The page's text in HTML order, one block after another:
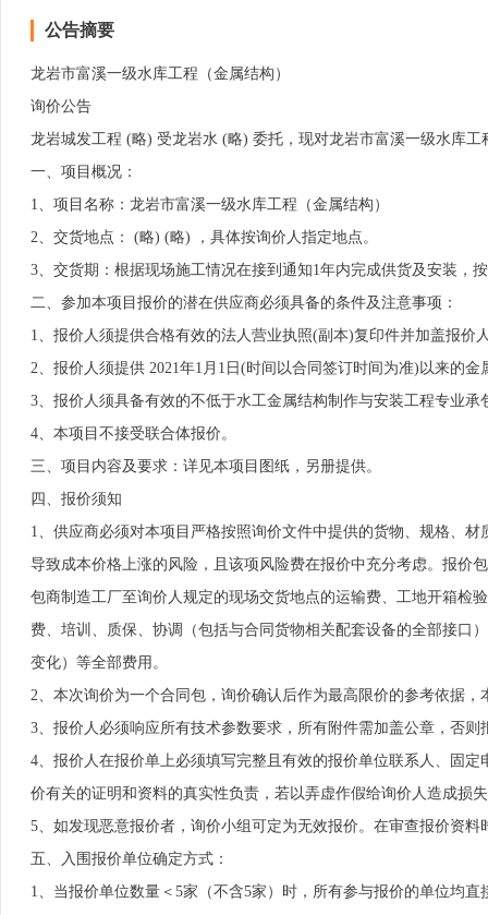
公告摘要
龙岩市富溪一级水库工程（金属结构）
询价公告
龙岩城发工程 (略) 受龙岩水 (略) 委托，现对龙岩市富溪一级水库
一、项目概况：
1、项目名称：龙岩市富溪一级水库工程（金属结构）
2、交货地点： (略) (略) ，具体按询价人指定地点。
3、交货期：根据现场施工情况在接到通知1年内完成供货及安装，
二、参加本项目报价的潜在供应商必须具备的条件及注意事项：
1、报价人须提供合格有效的法人营业执照(副本)复印件并加盖报价
2、报价人须提供 2021年1月1日(时间以合同签订时间为准)以来的
3、报价人须具备有效的不低于水工金属结构制作与安装工程专业承
4、本项目不接受联合体报价。
三、项目内容及要求：详见本项目图纸，另册提供。
四、报价须知
1、供应商必须对本项目严格按照询价文件中提供的货物、规格、
导致成本价格上涨的风险，且该项风险费在报价中充分考虑。报价
包商制造工厂至询价人规定的现场交货地点的运输费、工地开箱检
费、培训、质保、协调（包括与合同货物相关配套设备的全部接口
变化）等全部费用。
2、本次询价为一个合同包，询价确认后作为最高限价的参考依据
3、报价人必须响应所有技术参数要求，所有附件需加盖公章，否则
4、报价人在报价单上必须填写完整且有效的报价单位联系人、固
价有关的证明和资料的真实性负责，若以弄虚作假给询价人造成损
5、如发现恶意报价者，询价小组可定为无效报价。在审查报价资
五、入围报价单位确定方式：
1、当报价单位数量＜5家（不含5家）时，所有参与报价的单位均直